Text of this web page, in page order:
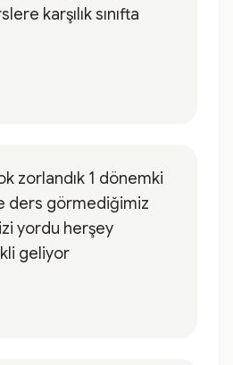
karşılık sınıfta
zorlandık 1 dönemki
ders görmediğimiz
yordu herşey
geliyor